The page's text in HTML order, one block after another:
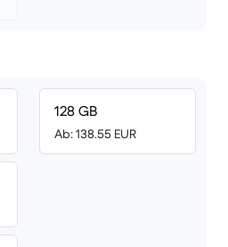
128 GB
Ab: 138.55 EUR